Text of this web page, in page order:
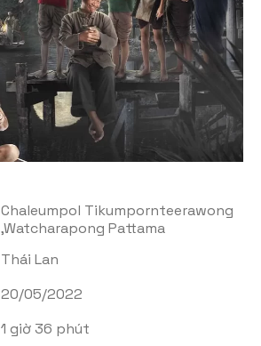
Chaleumpol Tikumpornteerawong
,Watcharapong Pattama
Thái Lan
20/05/2022
1 giờ 36 phút